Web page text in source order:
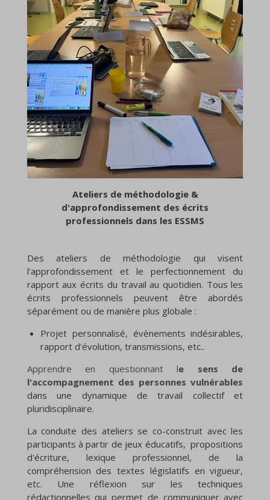
Ateliers de méthodologie &
d'approfondissement des écrits
professionnels dans les ESSMS
Des ateliers de méthodologie qui visent
l'approfondissement et le perfectionnement du
rapport aux écrits du travail au quotidien. Tous les
écrits professionnels peuvent être abordés
séparément ou de manière plus globale :
Projet personnalisé, évènements indésirables,
rapport d'évolution, transmissions, etc..
Apprendre en questionnant le sens de
l'accompagnement des personnes vulnérables
dans une dynamique de travail collectif et
pluridisciplinaire.
La conduite des ateliers se co-construit avec les
participants à partir de jeux éducatifs, propositions
d'écriture, lexique professionnel, de la
compréhension des textes législatifs en vigueur,
etc. Une réflexion sur les techniques
rédactionnelles qui permet de communiquer avec